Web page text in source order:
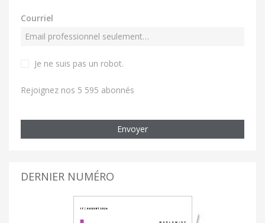
Courriel
Je ne suis pas un robot.
Rejoignez nos 5 595 abonnés
Envoyer
DERNIER NUMÉRO